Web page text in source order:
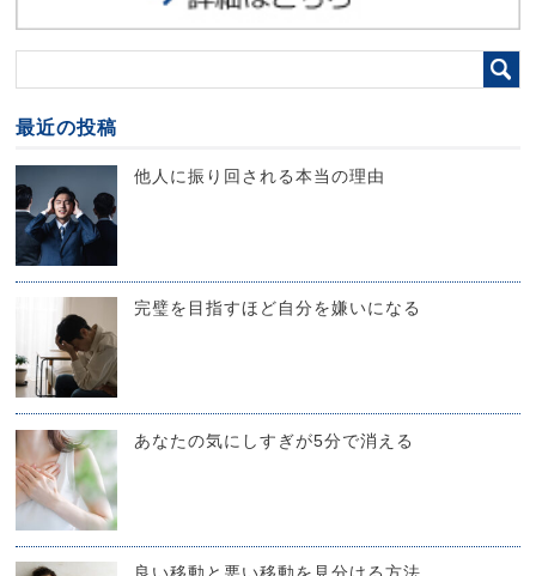
最近の投稿
他人に振り回される本当の理由
完璧を目指すほど自分を嫌いになる
あなたの気にしすぎが5分で消える